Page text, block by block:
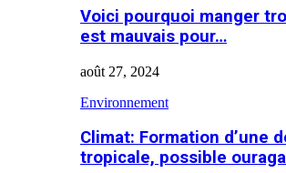
Voici pourquoi manger
est mauvais pour…
août 27, 2024
Environnement
Climat: Formation d’une
tropicale, possible